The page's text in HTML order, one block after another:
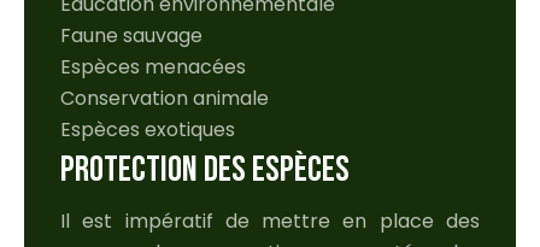
Faune sauvage
Espèces menacées
Conservation animale
Espèces exotiques
PROTECTION DES ESPÈCES
Il est impératif de mettre en place des